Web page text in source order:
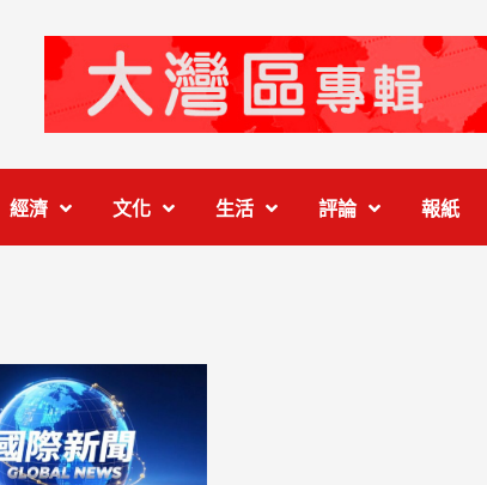
經濟 文化 生活 評論 報紙